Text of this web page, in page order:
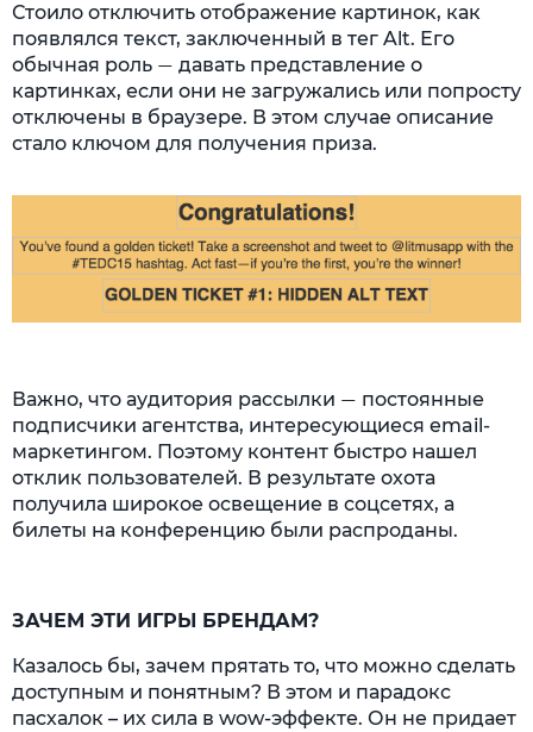
Стоило отключить отображение картинок, как
появлялся текст, заключенный в тег Alt. Его
обычная роль — давать представление о
картинках, если они не загружались или попросту
отключены в браузере. В этом случае описание
стало ключом для получения приза.
Важно, что аудитория рассылки — постоянные
подписчики агентства, интересующиеся email-
маркетингом. Поэтому контент быстро нашел
отклик пользователей. В результате охота
получила широкое освещение в соцсетях, а
билеты на конференцию были распроданы.
ЗАЧЕМ ЭТИ ИГРЫ БРЕНДАМ?
Казалось бы, зачем прятать то, что можно сделать
доступным и понятным? В этом и парадокс
пасхалок – их сила в wow-эффекте. Он не придает